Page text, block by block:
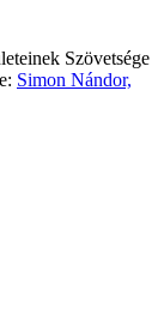
Szövetsége
Simon Nándor,